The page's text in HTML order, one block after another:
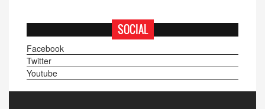
SOCIAL
Facebook
Twitter
Youtube